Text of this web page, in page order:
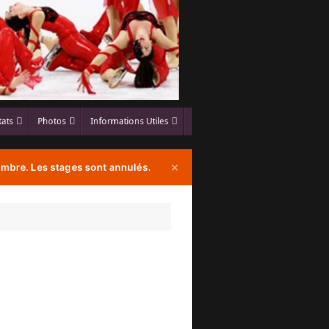
Photos Informations Utiles
Les stages sont annulés. ✕